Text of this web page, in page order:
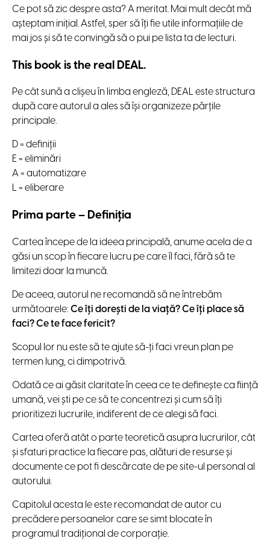
Ce pot să zic despre asta? A meritat. Mai mult decât mă
așteptam inițial. Astfel, sper să îți fie utile informațiile de
mai jos și să te convingă să o pui pe lista ta de lecturi.
This book is the real DEAL.
Pe cât sună a clișeu în limba engleză, DEAL este structura
după care autorul a ales să își organizeze părțile
principale.
D = definiții
E = eliminări
A = automatizare
L = eliberare
Prima parte – Definiția
Cartea începe de la ideea principală, anume acela de a
găsi un scop în fiecare lucru pe care îl faci, fără să te
limitezi doar la muncă.
De aceea, autorul ne recomandă să ne întrebăm
următoarele: Ce îți dorești de la viață? Ce îți place să
faci? Ce te face fericit?
Scopul lor nu este să te ajute să-ți faci vreun plan pe
termen lung, ci dimpotrivă.
Odată ce ai găsit claritate în ceea ce te definește ca ființă
umană, vei ști pe ce să te concentrezi și cum să îți
prioritizezi lucrurile, indiferent de ce alegi să faci.
Cartea oferă atât o parte teoretică asupra lucrurilor, cât
și sfaturi practice la fiecare pas, alături de resurse și
documente ce pot fi descărcate de pe site-ul personal al
autorului.
Capitolul acesta le este recomandat de autor cu
precădere persoanelor care se simt blocate în
programul tradițional de corporație.